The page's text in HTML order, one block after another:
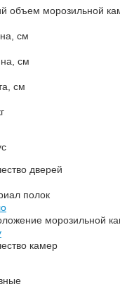
объем морозильной
см
см
см
дверей
полок
морозильной
камер